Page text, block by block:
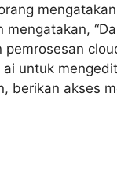
mengatakan,
untuk
berikan akses